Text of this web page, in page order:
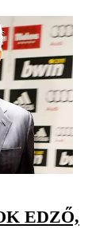
EDZŐ,